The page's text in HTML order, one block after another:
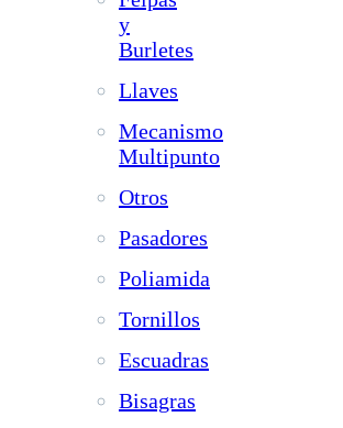
y
Burletes
Llaves
Mecanismo
Multipunto
Otros
Pasadores
Poliamida
Tornillos
Escuadras
Bisagras